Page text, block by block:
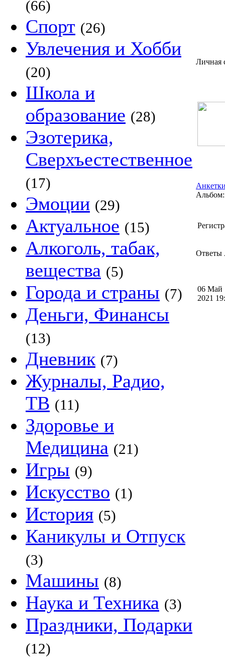
(66)
Спорт (26)
Увлечения и Хобби
(20)
Школа и
образование (28)
Эзотерика,
Сверхъестественное
(17)
Эмоции (29)
Актуальное (15)
Алкоголь, табак,
вещества (5)
Города и страны (7)
Деньги, Финансы
(13)
Дневник (7)
Журналы, Радио,
ТВ (11)
Здоровье и
Медицина (21)
Игры (9)
Искусство (1)
История (5)
Каникулы и Отпуск
(3)
Машины (8)
Наука и Техника (3)
Праздники, Подарки
(12)
Личная
Ответы
06 Май
2021